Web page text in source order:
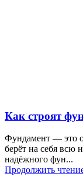
Как строят
Фундамент — это
берёт на себя всю
надёжного фун...
Продолжить